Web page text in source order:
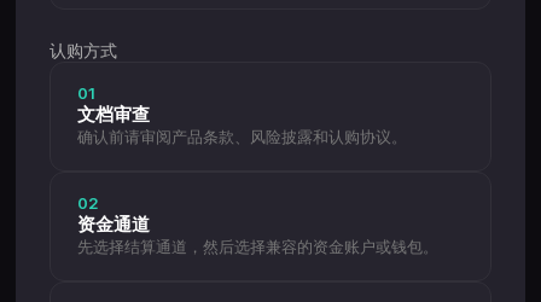
认购方式
01
文档审查
确认前请审阅产品条款、风险披露和认购协议。
02
资金通道
先选择结算通道，然后选择兼容的资金账户或钱包。